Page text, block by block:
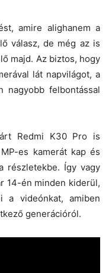
amire alighanem a
válasz, de még az is
majd. Az biztos, hogy
lát napvilágot, a
felbontással
Redmi K30 Pro is
es kamerát kap és
részletekbe. Így vagy
14-én minden kiderül,
a videónkat, amiben
generációról.